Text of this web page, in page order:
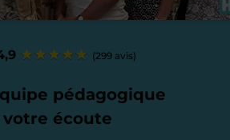
(299 avis)
pédagogique
votre écoute